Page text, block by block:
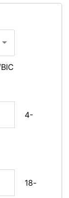
4-
18-